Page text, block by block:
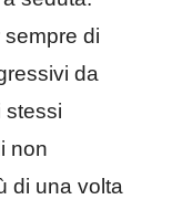
di
da
stessi
non
di una volta